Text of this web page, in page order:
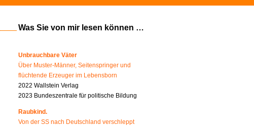
Was Sie von mir lesen können …
Unbrauchbare Väter
Über Muster-Männer, Seitenspringer und
flüchtende Erzeuger im Lebensborn
2022 Wallstein Verlag
2023 Bundeszentrale für politische Bildung
Raubkind.
Von der SS nach Deutschland verschleppt